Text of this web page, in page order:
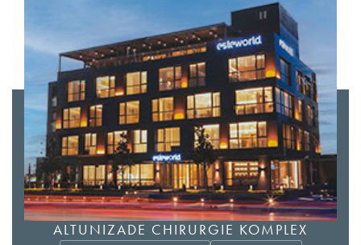
ALTUNIZADE CHIRURGIE KOMPLEX